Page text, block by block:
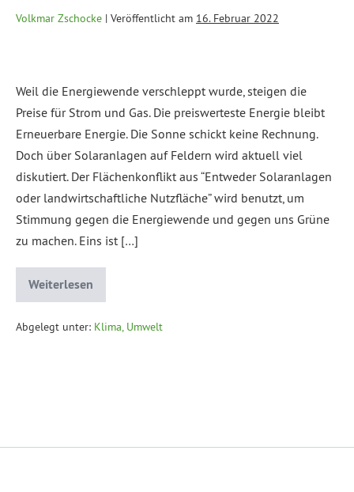
Volkmar Zschocke | Veröffentlicht am 16. Februar 2022
Weil die Energiewende verschleppt wurde, steigen die
Preise für Strom und Gas. Die preiswerteste Energie bleibt
Erneuerbare Energie. Die Sonne schickt keine Rechnung.
Doch über Solaranlagen auf Feldern wird aktuell viel
diskutiert. Der Flächenkonflikt aus “Entweder Solaranlagen
oder landwirtschaftliche Nutzfläche” wird benutzt, um
Stimmung gegen die Energiewende und gegen uns Grüne
zu machen. Eins ist […]
Weiterlesen
Abgelegt unter: Klima, Umwelt